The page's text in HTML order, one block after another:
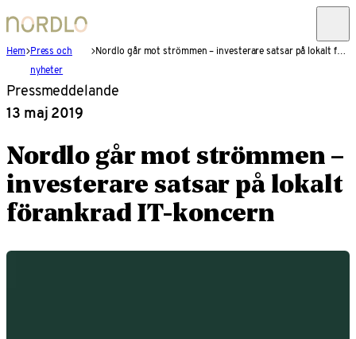
Hem Press och
nyheter
Nordlo går mot strömmen – investerare satsar på lokalt förankrad IT-koncern
Pressmeddelande
13 maj 2019
Nordlo går mot strömmen –
investerare satsar på lokalt
förankrad IT-koncern